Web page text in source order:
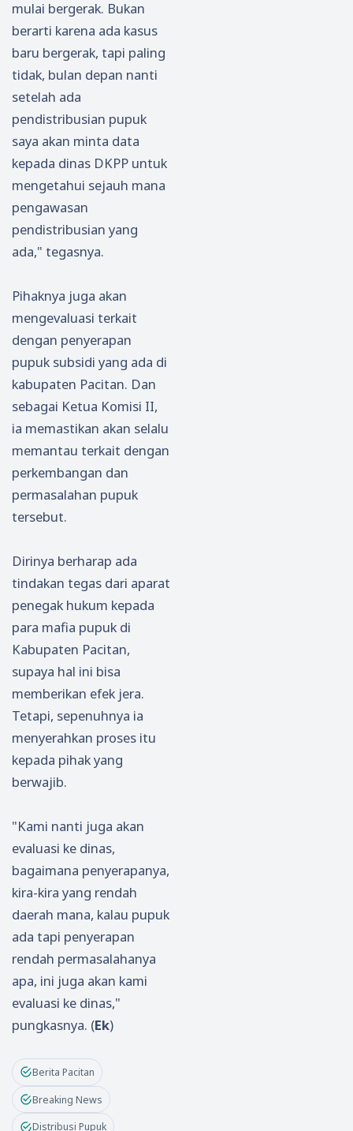
mulai bergerak. Bukan
berarti karena ada kasus
baru bergerak, tapi paling
tidak, bulan depan nanti
setelah ada
pendistribusian pupuk
saya akan minta data
kepada dinas DKPP untuk
mengetahui sejauh mana
pengawasan
pendistribusian yang
ada," tegasnya.
Pihaknya juga akan
mengevaluasi terkait
dengan penyerapan
pupuk subsidi yang ada di
kabupaten Pacitan. Dan
sebagai Ketua Komisi II,
ia memastikan akan selalu
memantau terkait dengan
perkembangan dan
permasalahan pupuk
tersebut.
Dirinya berharap ada
tindakan tegas dari aparat
penegak hukum kepada
para mafia pupuk di
Kabupaten Pacitan,
supaya hal ini bisa
memberikan efek jera.
Tetapi, sepenuhnya ia
menyerahkan proses itu
kepada pihak yang
berwajib.
"Kami nanti juga akan
evaluasi ke dinas,
bagaimana penyerapanya,
kira-kira yang rendah
daerah mana, kalau pupuk
ada tapi penyerapan
rendah permasalahanya
apa, ini juga akan kami
evaluasi ke dinas,"
pungkasnya. (Ek)
Berita Pacitan
Breaking News
Distribusi Pupuk